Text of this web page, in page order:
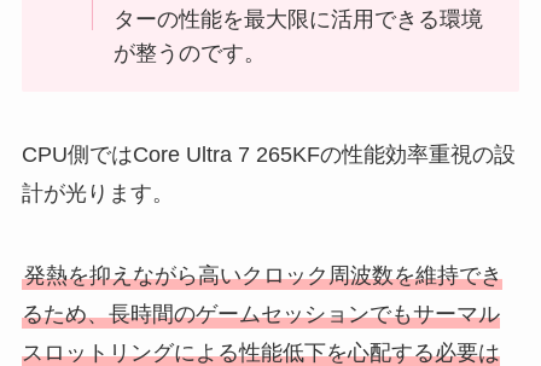
ターの性能を最大限に活用できる環境
が整うのです。
CPU側ではCore Ultra 7 265KFの性能効率重視の設
計が光ります。
発熱を抑えながら高いクロック周波数を維持でき
るため、長時間のゲームセッションでもサーマル
スロットリングによる性能低下を心配する必要は